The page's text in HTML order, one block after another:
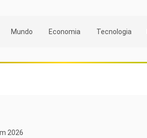
Mundo Economia Tecnologia
2026